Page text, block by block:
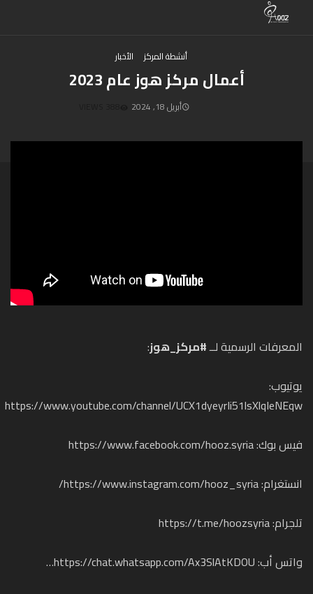
أنشطة المركز الأخبار
أعمال مركز هوز عام 2023
أبريل 18, 2024
المعرفات الرسمية لــ#مركز_هوز:
يوتيوب:
https://www.youtube.com/channel/UCX1dyeyrIi51lsXlqIeNEqw
فيس بوك:https://www.facebook.com/hooz.syria
انستغرام:https://www.instagram.com/hooz_syria/
تلجرام:https://t.me/hoozsyria
واتس أب:https://chat.whatsapp.com/Ax3SlAtKDOU…